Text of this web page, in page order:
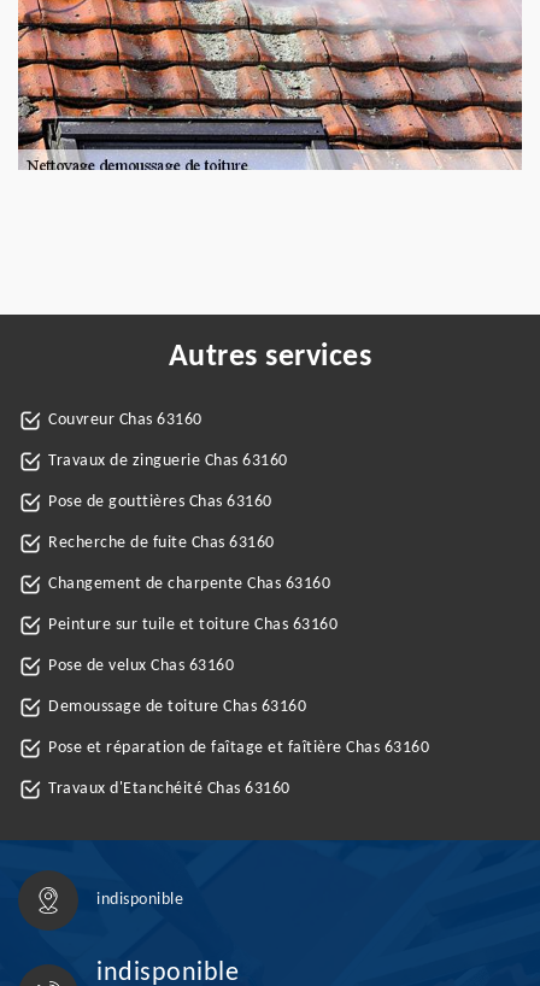
Autres services
Couvreur Chas 63160
Travaux de zinguerie Chas 63160
Pose de gouttières Chas 63160
Recherche de fuite Chas 63160
Changement de charpente Chas 63160
Peinture sur tuile et toiture Chas 63160
Pose de velux Chas 63160
Demoussage de toiture Chas 63160
Pose et réparation de faîtage et faîtière Chas 63160
Travaux d'Etanchéité Chas 63160
indisponible
indisponible